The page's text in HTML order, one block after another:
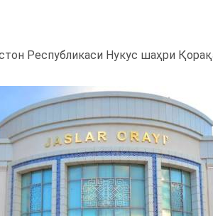
Республикаси Нукус шаҳри